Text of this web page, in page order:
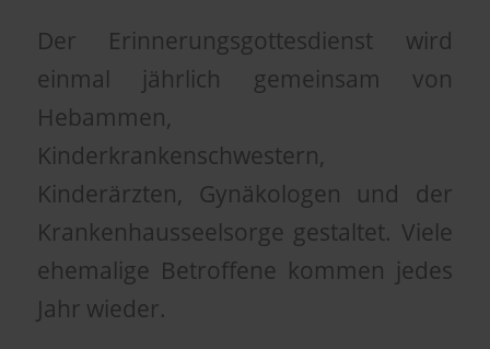
Der Erinnerungsgottesdienst wird
einmal jährlich gemeinsam von
Hebammen,
Kinderkrankenschwestern,
Kinderärzten, Gynäkologen und der
Krankenhausseelsorge gestaltet. Viele
ehemalige Betroffene kommen jedes
Jahr wieder.